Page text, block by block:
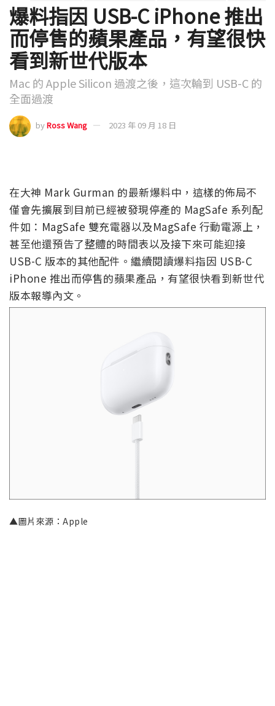
爆料指因 USB-C iPhone 推出
而停售的蘋果產品，有望很快
看到新世代版本
Mac 的 Apple Silicon 過渡之後，這次輪到 USB-C 的
全面過渡
byRoss Wang 2023 年 09 月 18 日
在大神 Mark Gurman 的最新爆料中，這樣的佈局不
僅會先擴展到目前已經被發現停產的 MagSafe 系列配
件如：MagSafe 雙充電器以及MagSafe 行動電源上，
甚至他還預告了整體的時間表以及接下來可能迎接
USB-C 版本的其他配件。繼續閱讀爆料指因 USB-C
iPhone 推出而停售的蘋果產品，有望很快看到新世代
版本報導內文。
▲圖片來源：Apple